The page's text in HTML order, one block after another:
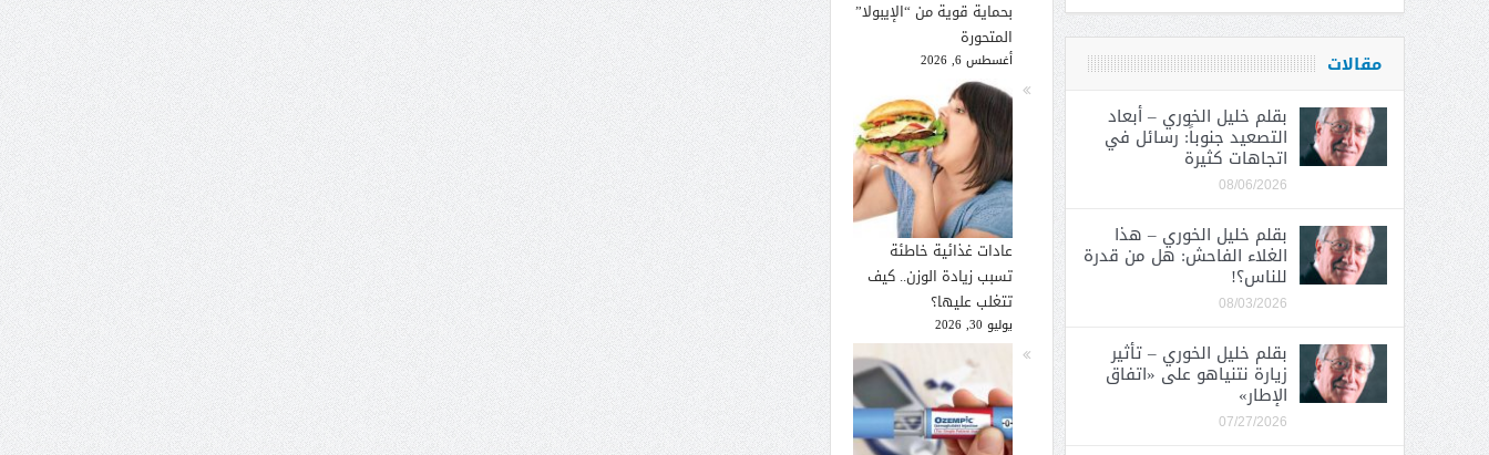
بحماية قوية من “الإيبولا”
المتحورة
أغسطس 6, 2026
عادات غذائية خاطئة
تسبب زيادة الوزن.. كيف
تتغلب عليها؟
يوليو 30, 2026
مقالات
بقلم خليل الخوري – أبعاد
التصعيد جنوباً: رسائل في
اتجاهات كثيرة
08/06/2026
بقلم خليل الخوري – هذا
الغلاء الفاحش: هل من قدرة
للناس؟!
08/03/2026
بقلم خليل الخوري – تأثير
زيارة نتنياهو على «اتفاق
الإطار»
07/27/2026